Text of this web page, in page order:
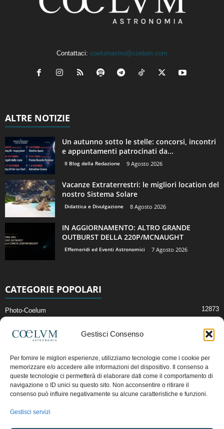
Gestisci Consenso
Per fornire le migliori esperienze, utilizziamo tecnologie come i cookie per
memorizzare e/o accedere alle informazioni del dispositivo. Il consenso a
queste tecnologie ci permetterà di elaborare dati come il comportamento di
navigazione o ID unici su questo sito. Non acconsentire o ritirare il
consenso può influire negativamente su alcune caratteristiche e funzioni.
Gestisci servizi
Contattaci: coelumastro@coelum.com
ALTRE NOTIZIE
Un autunno sotto le stelle: concorsi, incontri
e appuntamenti patrocinati da...
Il Blog della Redazione 9 Agosto 2026
Vacanze Extraterrestri: le migliori location del
nostro Sistema Solare
Didattica e Divulgazione 8 Agosto 2026
IN AGGIORNAMENTO: ALTRO GRANDE
OUTBURST DELLA 220P/MCNAUGHT
Effemeridi ed Eventi Astronomici 7 Agosto 2026
CATEGORIE POPOLARI
Photo-Coelum 12873
News di Astronomia 2412
Cielo del Mese
Astronomia, Astrofisica e Cosmologia
Articoli e Risorse On-Line